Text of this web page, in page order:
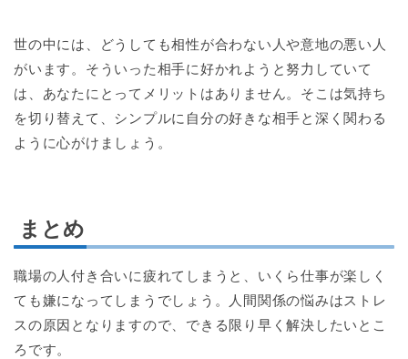
世の中には、どうしても相性が合わない人や意地の悪い人
がいます。そういった相手に好かれようと努力していて
は、あなたにとってメリットはありません。そこは気持ち
を切り替えて、シンプルに自分の好きな相手と深く関わる
ように心がけましょう。
まとめ
職場の人付き合いに疲れてしまうと、いくら仕事が楽しく
ても嫌になってしまうでしょう。人間関係の悩みはストレ
スの原因となりますので、できる限り早く解決したいとこ
ろです。